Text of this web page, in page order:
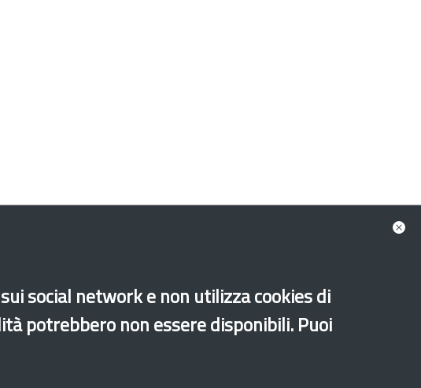
social network e non utilizza cookies di
potrebbero non essere disponibili. Puoi
Contacts Old website